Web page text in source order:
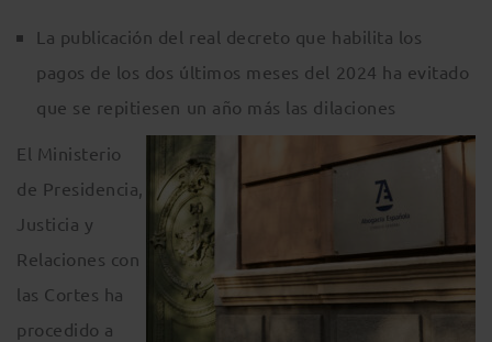
La publicación del real decreto que habilita los
pagos de los dos últimos meses del 2024 ha evitado
que se repitiesen un año más las dilaciones
El Ministerio
de Presidencia,
Justicia y
Relaciones con
las Cortes ha
procedido a